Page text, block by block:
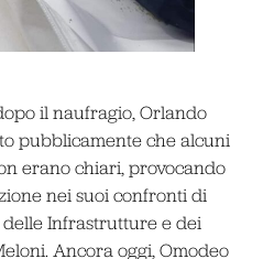
il naufragio, Orlando
pubblicamente che alcuni
erano chiari, provocando
nei suoi confronti di
Infrastrutture e dei
Ancora oggi, Omodeo